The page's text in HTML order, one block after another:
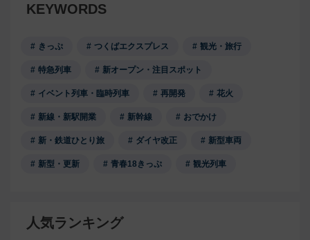
KEYWORDS
きっぷ つくばエクスプレス 観光・旅行
特急列車 新オープン・注目スポット
イベント列車・臨時列車 再開発 花火
新線・新駅開業 新幹線 おでかけ
新・鉄道ひとり旅 ダイヤ改正 新型車両
新型・更新 青春18きっぷ 観光列車
人気ランキング